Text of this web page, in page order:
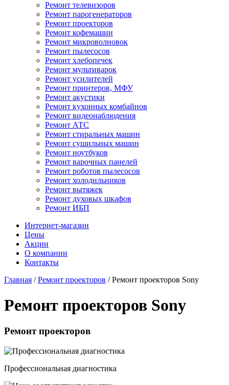
Ремонт телевизоров
Ремонт парогенераторов
Ремонт проекторов
Ремонт кофемашин
Ремонт микроволновок
Ремонт пылесосов
Ремонт хлебопечек
Ремонт мультиварок
Ремонт усилителей
Ремонт принтеров, МФУ
Ремонт акустики
Ремонт кухонных комбайнов
Ремонт видеонаблюдения
Ремонт АТС
Ремонт стиральных машин
Ремонт сушильных машин
Ремонт ноутбуков
Ремонт варочных панелей
Ремонт роботов пылесосов
Ремонт холодильников
Ремонт вытяжек
Ремонт духовых шкафов
Ремонт ИБП
Интернет-магазин
Цены
Акции
О компании
Контакты
Главная /Ремонт проекторов /Ремонт проекторов Sony
Ремонт проекторов Sony
Ремонт проекторов
Профессиональная диагностика